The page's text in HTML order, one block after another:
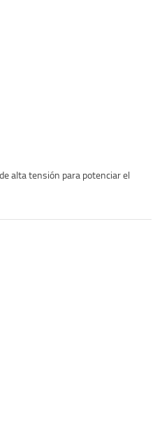
alta tensión para potenciar el